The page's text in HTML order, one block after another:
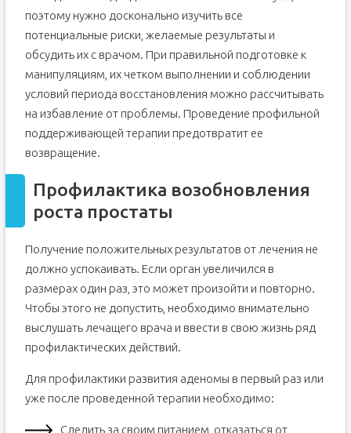
поэтому нужно досконально изучить все
потенциальные риски, желаемые результаты и
обсудить их с врачом. При правильной подготовке к
манипуляциям, их четком выполнении и соблюдении
условий периода восстановления можно рассчитывать
на избавление от проблемы. Проведение профильной
поддерживающей терапии предотвратит ее
возвращение.
Профилактика возобновления
роста простаты
Получение положительных результатов от лечения не
должно успокаивать. Если орган увеличился в
размерах один раз, это может произойти и повторно.
Чтобы этого не допустить, необходимо внимательно
выслушать лечащего врача и ввести в свою жизнь ряд
профилактических действий.
Для профилактики развития аденомы в первый раз или
уже после проведенной терапии необходимо:
Следить за своим питанием, отказаться от